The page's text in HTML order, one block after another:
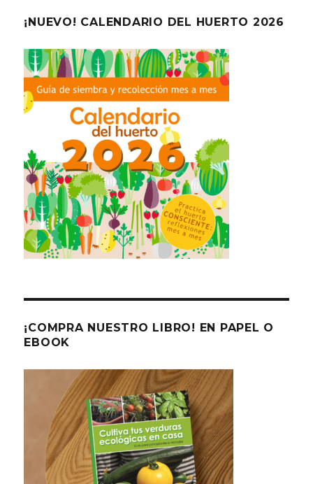
¡NUEVO! CALENDARIO DEL HUERTO 2026
¡COMPRA NUESTRO LIBRO! EN PAPEL O
EBOOK